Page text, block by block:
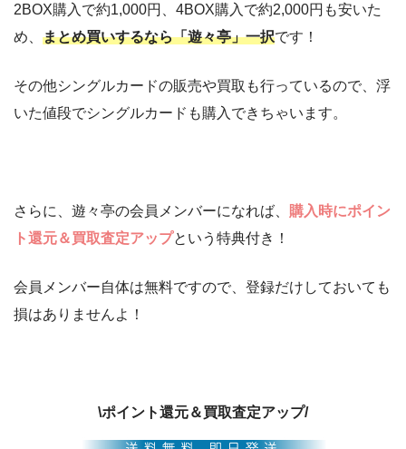
2BOX購入で約1,000円、4BOX購入で約2,000円も安いた
め、 まとめ買いするなら「遊々亭」一択です！
その他シングルカードの販売や買取も行っているので、浮
いた値段でシングルカードも購入できちゃいます。
さらに、遊々亭の会員メンバーになれば、
購入時にポイン
ト還元＆買取査定アップという特典付き！
会員メンバー自体は無料ですので、登録だけしておいても
損はありませんよ！
\ポイント還元＆買取査定アップ/